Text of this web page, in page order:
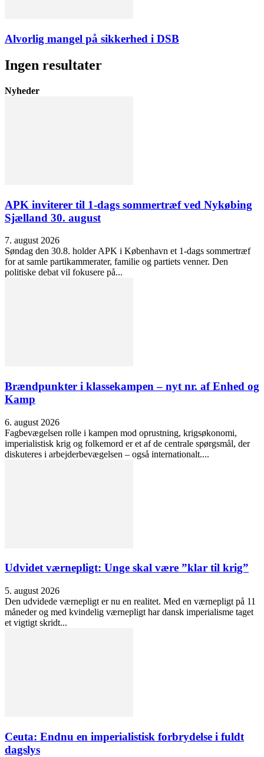
Alvorlig mangel på sikkerhed i DSB
Ingen resultater
Nyheder
APK inviterer til 1-dags sommertræf ved Nykøbing
Sjælland 30. august
7. august 2026
Søndag den 30.8. holder APK i København et 1-dags sommertræf
for at samle partikammerater, familie og partiets venner. Den
politiske debat vil fokusere på...
Brændpunkter i klassekampen – nyt nr. af Enhed og
Kamp
6. august 2026
Fagbevægelsen rolle i kampen mod oprustning, krigsøkonomi,
imperialistisk krig og folkemord er et af de centrale spørgsmål, der
diskuteres i arbejderbevægelsen – også internationalt....
Udvidet værnepligt: Unge skal være ”klar til krig”
5. august 2026
Den udvidede værnepligt er nu en realitet. Med en værnepligt på 11
måneder og med kvindelig værnepligt har dansk imperialisme taget
et vigtigt skridt...
Ceuta: Endnu en imperialistisk forbrydelse i fuldt
dagslys